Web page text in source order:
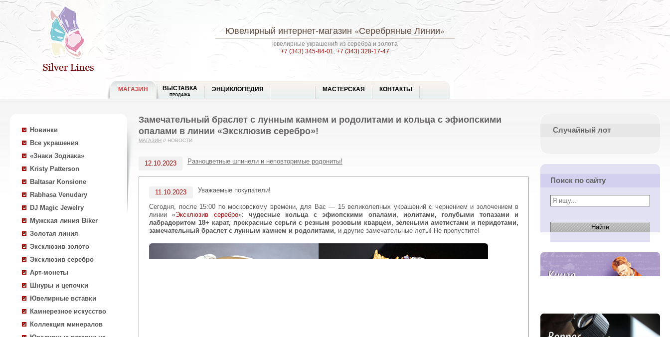
Ювелирный интернет-магазин «Серебряные Линии»
ювелирные украшения из серебра и золота
+7 (343) 345-84-01,+7 (343) 328-17-47
МАГАЗИН ВЫСТАВКА
ПРОДАЖА
ЭНЦИКЛОПЕДИЯ МАСТЕРСКАЯ КОНТАКТЫ
Новинки
Все украшения
«Знаки Зодиака»
Kristy Patterson
Baltasar Konsione
Rabhasa Venudary
DJ Magic Jewelry
Мужская линия Biker
Золотая линия
Эксклюзив золото
Эксклюзив серебро
Арт-монеты
Шнуры и цепочки
Ювелирные вставки
Камнерезное искусство
Коллекция минералов
Замечательный браслет с лунным камнем и родолитами и кольца с эфиопскими
опалами в линии «Эксклюзив серебро»!
МАГАЗИН // НОВОСТИ
12.10.2023 Разноцветные шпинели и неповторимые родониты!
11.10.2023 Уважаемые покупатели!
Сегодня, после 15:00 по московскому времени, для Вас — 15 великолепных украшений с чернением и золочением в
линии «Эксклюзив серебро»:чудесные кольца с эфиопскими опалами, иолитами, голубыми топазами и
лабрадоритом 18+ карат, прекрасные серьги с резным розовым кварцем, зелеными аметистами и перидотами,
замечательный браслет с лунным камнем и родолитами, и другие замечательные лоты! Не пропустите!
Случайный лот
Поиск по сайту